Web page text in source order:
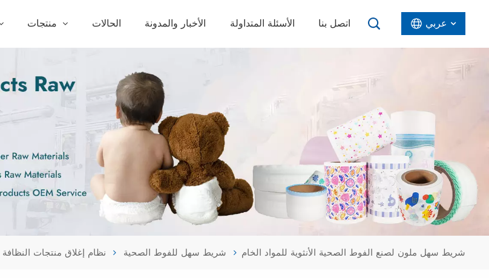
الحالات الأخبار والمدونة الأسئلة المتداولة اتصل بنا عربي
عربي
نظام إغلاق منتجات النظافة شريط سهل للفوط الصحية شريط سهل ملون لصنع الفوط الصحية الأنثوية للمواد الخام